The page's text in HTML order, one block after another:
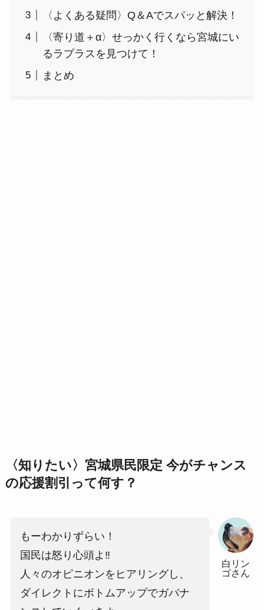
〈よくある疑問〉Q＆Aでスパッと解決！
〈寄り道＋α〉せっかく行くなら宮城にい
るラプラスを見つけて！
まとめ
〈知りたい〉宮城県民限定 今がチャンス
の応援割引って何す？
白リン
ゴさん
もーわかりずらい！
国民は怒り心頭よ‼
人々のオピニオンをヒアリングし、
ダイレクトにボトムアップでガバナ